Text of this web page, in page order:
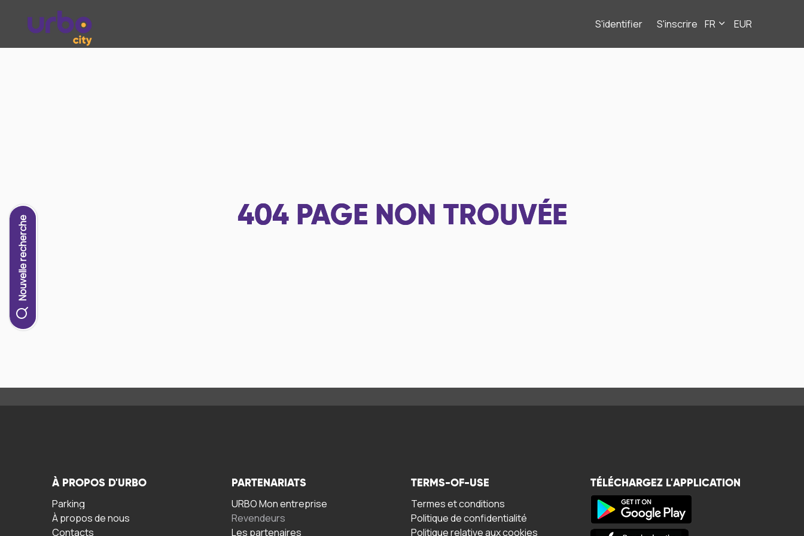
S'identifier S'inscrire FR EUR
Nouvelle recherche 404 PAGE NON TROUVÉE
À PROPOS D'URBO
Parking
À propos de nous
Contacts
PARTENARIATS
URBO Mon entreprise
Revendeurs
Les partenaires
TERMS-OF-USE
Termes et conditions
Politique de confidentialité
Politique relative aux cookies
TÉLÉCHARGEZ L'APPLICATION